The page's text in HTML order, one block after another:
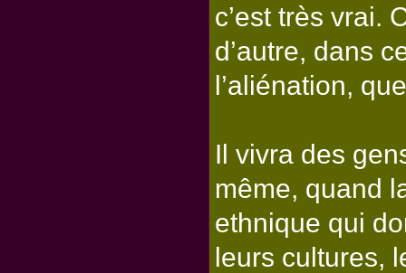
c’est très vrai.
d’autre, dans
l’aliénation,
Il vivra des
même, quand
ethnique qui
leurs cultures,